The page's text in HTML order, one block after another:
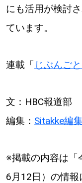
にも活用が検討
ています。
連載「 じぶんご
文：HBC報道部
編集： Sitakke編
※掲載の内容は「
6月12日）の情報